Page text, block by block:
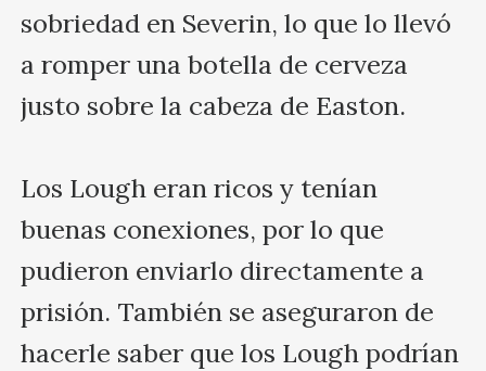
sobriedad en Severin, lo que lo llevó
a romper una botella de cerveza
justo sobre la cabeza de Easton.
Los Lough eran ricos y tenían
buenas conexiones, por lo que
pudieron enviarlo directamente a
prisión. También se aseguraron de
hacerle saber que los Lough podrían